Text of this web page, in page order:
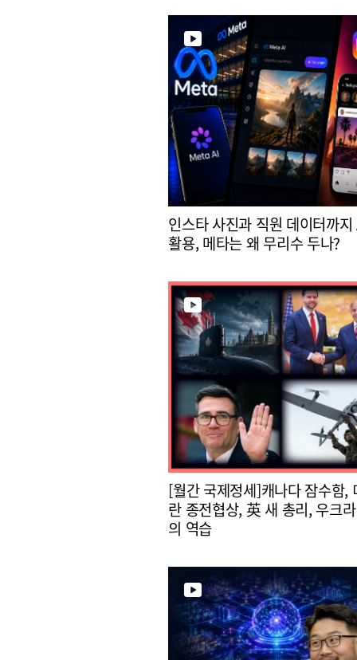
인스타 사진과 직원 데이터까
활용, 메타는 왜 무리수 두나?
[월간 국제정세]캐나다 잠수함,
란 종전협상, 英 새 총리, 우크
의 역습